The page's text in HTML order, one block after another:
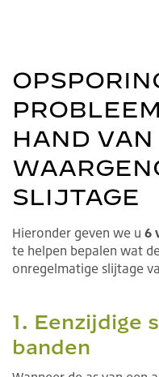
HAND VAN
SLIJTAGE
Hieronder geven we u 6
te helpen bepalen wat
onregelmatige slijtage
1. Eenzijdige
banden